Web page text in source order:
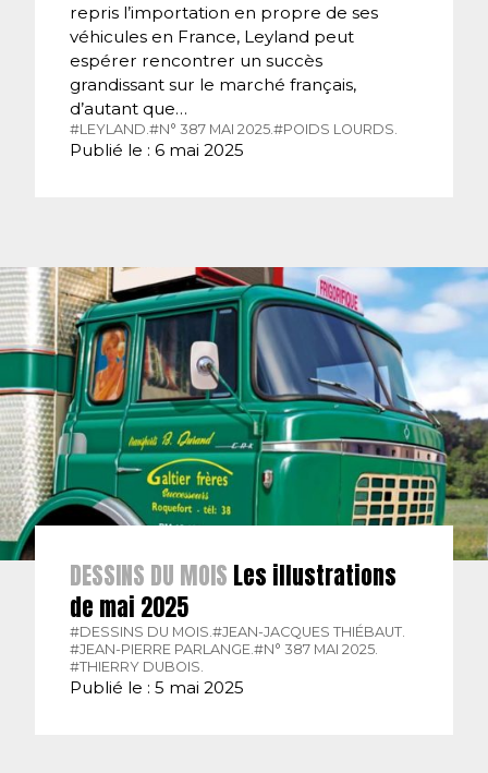
repris l’importation en propre de ses
véhicules en France, Leyland peut
espérer rencontrer un succès
grandissant sur le marché français,
d’autant que…
#LEYLAND. #N° 387 MAI 2025. #POIDS LOURDS.
Publié le : 6 mai 2025
DESSINS DU MOIS Les illustrations
de mai 2025
#DESSINS DU MOIS. #JEAN-JACQUES THIÉBAUT.
#JEAN-PIERRE PARLANGE. #N° 387 MAI 2025.
#THIERRY DUBOIS.
Publié le : 5 mai 2025